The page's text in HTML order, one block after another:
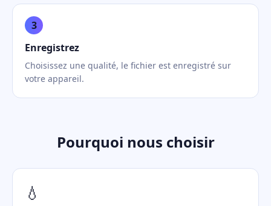
3
Enregistrez
Choisissez une qualité, le fichier est enregistré sur
votre appareil.
Pourquoi nous choisir
💧